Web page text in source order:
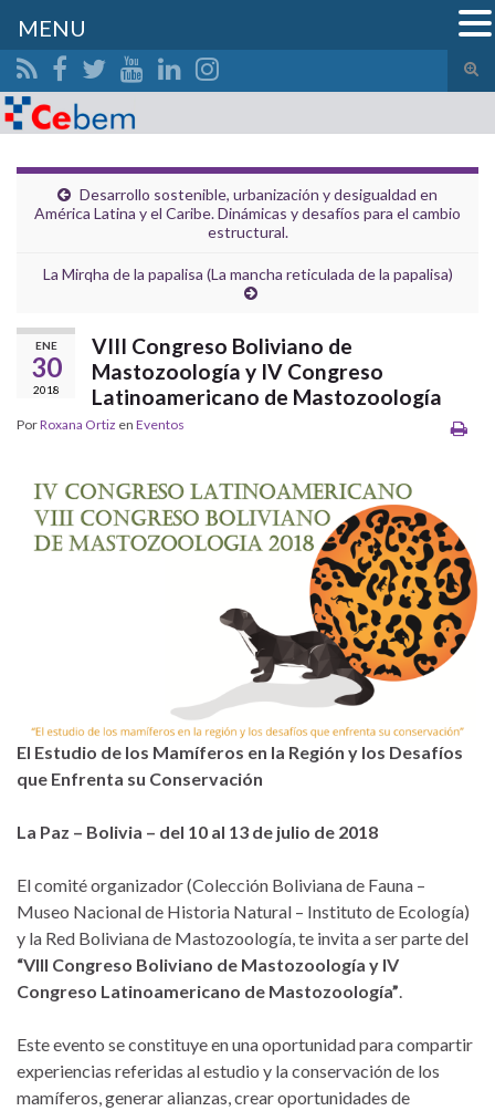
el
Search for:
Desarrollo sostenible, urbanización y desigualdad en
América Latina y el Caribe. Dinámicas y desafíos para el cambio
estructural.
La Mirqha de la papalisa (La mancha reticulada de la papalisa)
ENE
30
2018
VIII Congreso Boliviano de
Mastozoología y IV Congreso
Latinoamericano de Mastozoología
PorRoxana Ortiz en Eventos
El Estudio de los Mamíferos en la Región y los Desafíos
que Enfrenta su Conservación
La Paz – Bolivia – del 10 al 13 de julio de 2018
El comité organizador (Colección Boliviana de Fauna –
Museo Nacional de Historia Natural – Instituto de Ecología)
y la Red Boliviana de Mastozoología, te invita a ser parte del
“VIII Congreso Boliviano de Mastozoología y IV
Congreso Latinoamericano de Mastozoología”
Este evento se constituye en una oportunidad para compartir
experiencias referidas al estudio y la conservación de los
mamíferos, generar alianzas, crear oportunidades de
MENU